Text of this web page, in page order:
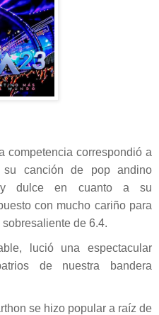
competencia correspondió a
su canción de pop andino
dulce en cuanto a su
con mucho cariño para
de 6.4.
lució una espectacular
de nuestra bandera
se hizo popular a raíz de